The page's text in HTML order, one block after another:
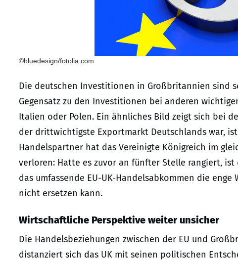
©bluedesign/fotolia.com
Die deutschen Investitionen in Großbritannien sind
Gegensatz zu den Investitionen bei anderen
Italien oder Polen. Ein ähnliches Bild zeigt sich bei
der drittwichtigste Exportmarkt Deutschlands war,
Handelspartner hat das Vereinigte Königreich im
verloren: Hatte es zuvor an fünfter Stelle rangiert, ist
das umfassende EU-UK-Handelsabkommen die
nicht ersetzen kann.
Wirtschaftliche Perspektive weiter unsicher
Die Handelsbeziehungen zwischen der EU und
distanziert sich das UK mit seinen politischen